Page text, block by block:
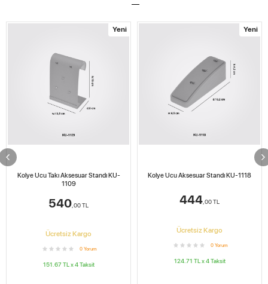
Yeni
Kolye Ucu Takı Aksesuar Standı KU-
1109
540,00TL
Ücretsiz Kargo
0 Yorum
151.67TL x4Taksit
Yeni
Kolye Ucu Aksesuar Standı KU-1118
444,00TL
Ücretsiz Kargo
0 Yorum
124.71 TL x4Taksit